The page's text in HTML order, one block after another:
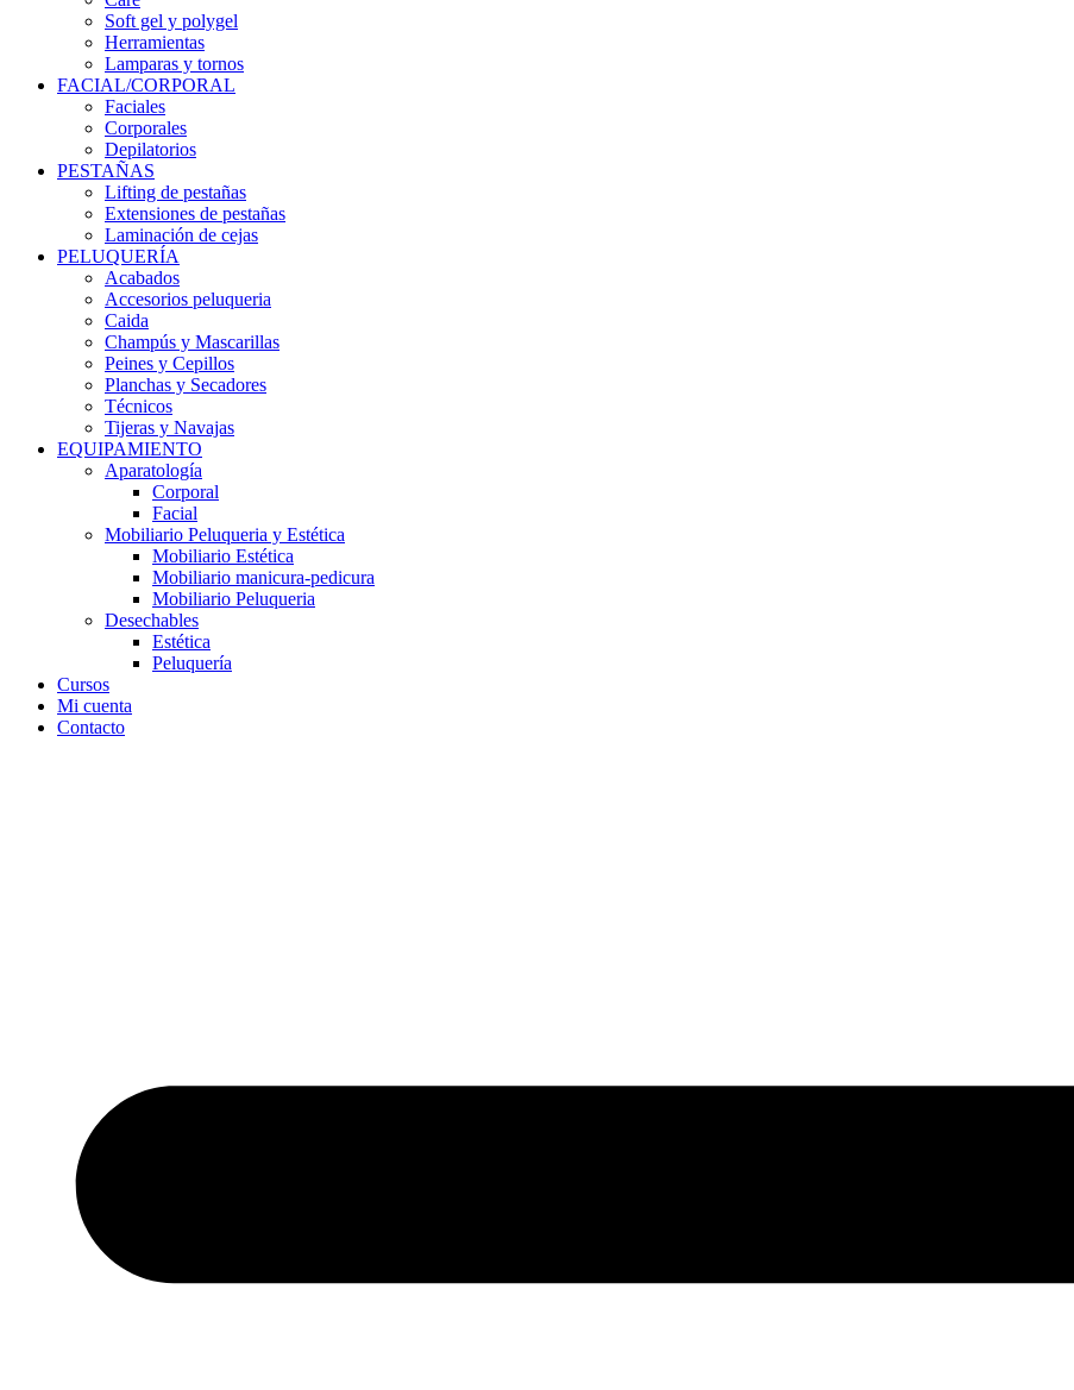
Soft gel y polygel
Herramientas
Lamparas y tornos
FACIAL/CORPORAL
Faciales
Corporales
Depilatorios
PESTAÑAS
Lifting de pestañas
Extensiones de pestañas
Laminación de cejas
PELUQUERÍA
Acabados
Accesorios peluqueria
Caida
Champús y Mascarillas
Peines y Cepillos
Planchas y Secadores
Técnicos
Tijeras y Navajas
EQUIPAMIENTO
Aparatología
Corporal
Facial
Mobiliario Peluqueria y Estética
Mobiliario Estética
Mobiliario manicura-pedicura
Mobiliario Peluqueria
Desechables
Estética
Peluquería
Cursos
Mi cuenta
Contacto